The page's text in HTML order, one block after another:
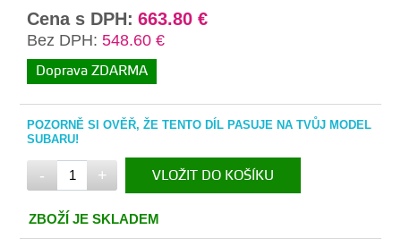
Cena s DPH: 663.80 €
Bez DPH: 548.60 €
Doprava ZDARMA
POZORNĚ SI OVĚŘ, ŽE TENTO DÍL PASUJE NA TVŮJ MODEL
SUBARU!
- + VLOŽIT DO KOŠÍKU
ZBOŽÍ JE SKLADEM